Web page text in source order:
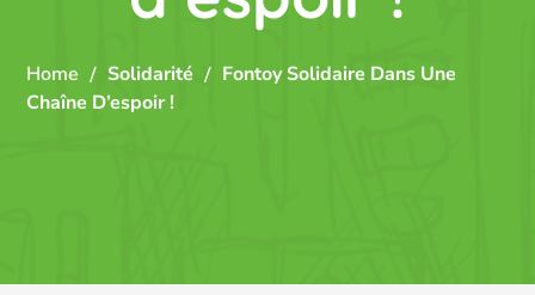
Home Solidarité
Fontoy Solidaire Dans Une
Chaîne D’espoir !